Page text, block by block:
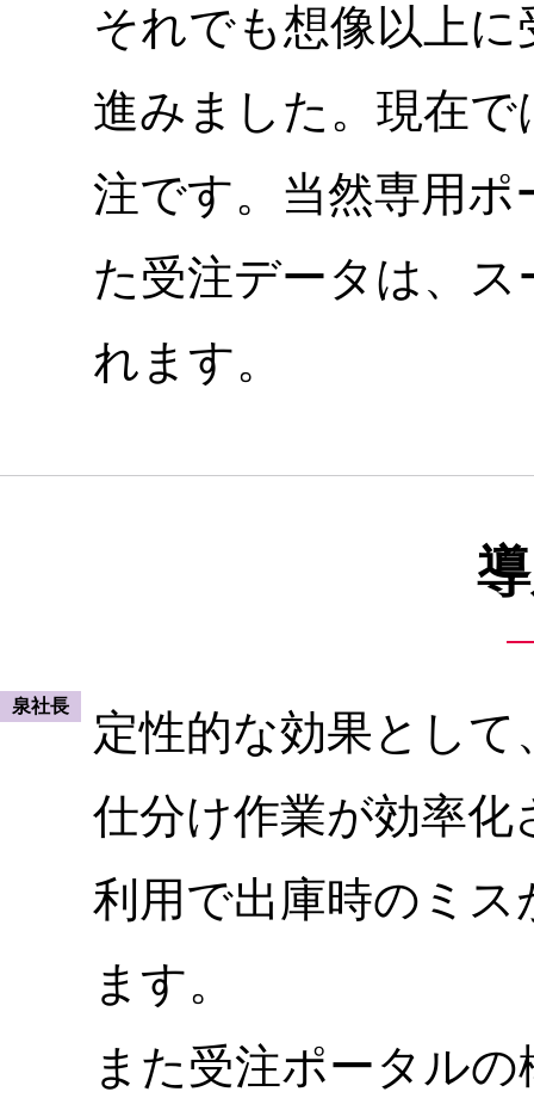
それでも想像以上
進みました。現在
注です。当然専用
た受注データは、
れます。
泉社長
定性的な効果とし
仕分け作業が効率
利用で出庫時のミ
ます。
また受注ポータル